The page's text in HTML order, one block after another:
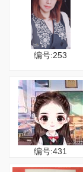
编号:253
编号:431